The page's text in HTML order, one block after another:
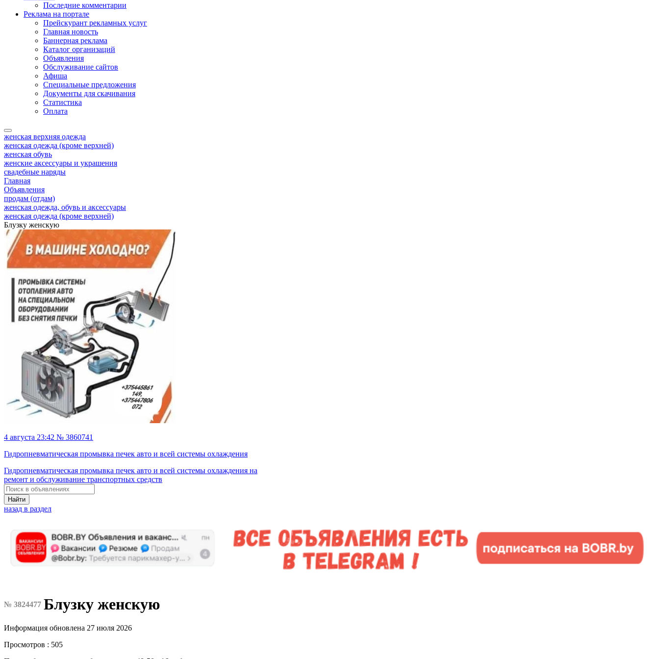
Последние комментарии
Реклама на портале
Прейскурант рекламных услуг
Главная новость
Баннерная реклама
Каталог организаций
Объявления
Обслуживание сайтов
Афиша
Специальные предложения
Документы для скачивания
Статистика
Оплата
женская верхняя одежда
женская одежда (кроме верхней)
женская обувь
женские аксессуары и украшения
свадебные наряды
Главная
Объявления
продам (отдам)
женская одежда, обувь и аксессуары
женская одежда (кроме верхней)
Блузку женскую
4 августа 23:42 № 3860741
Гидропневматическая промывка печек авто и всей системы охлаждения
Гидропневматическая промывка печек авто и всей системы охлаждения на
ремонт и обслуживание транспортных средств
Найти
назад в раздел
№ 3824477 Блузку женскую
Информация обновлена 27 июля 2026
Просмотров : 505